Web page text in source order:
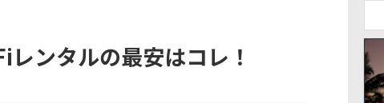
ンタルの最安はコレ！